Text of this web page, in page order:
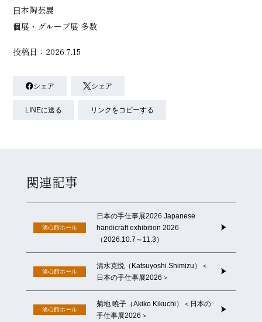
⽇本陶芸展
個展・グループ展 多数
投稿日：2026.7.15
シェア シェア
LINEに送る リンクをコピーする
関連記事
酒心館ホール
日本の手仕事展2026 Japanese
handicraft exhibition 2026
（2026.10.7～11.3）
酒心館ホール
清水克悦（Katsuyoshi Shimizu）＜
日本の手仕事展2026＞
酒心館ホール
菊地 曉⼦（Akiko Kikuchi）＜日本の
手仕事展2026＞